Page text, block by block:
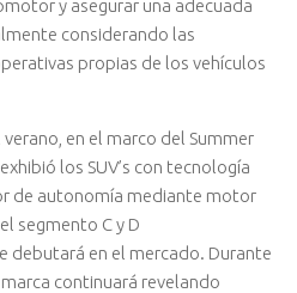
y asegurar una adecuada
considerando las
propias de los vehículos
en el marco del Summer
los SUV’s con tecnología
de autonomía mediante motor
segmento C y D
debutará en el mercado. Durante
continuará revelando